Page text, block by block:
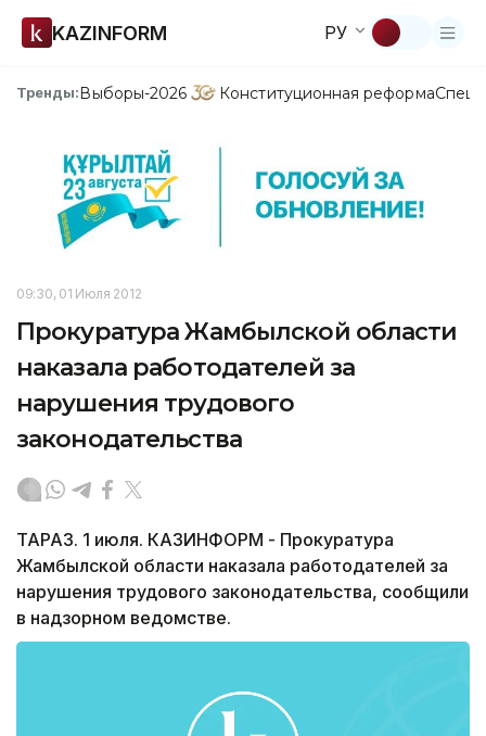
KAZINFORM РУ
Тренды:Выборы-2026 Конституционная реформа
09:30, 01 Июля 2012
Прокуратура Жамбылской области
наказала работодателей за
нарушения трудового
законодательства
ТАРАЗ. 1 июля. КАЗИНФОРМ - Прокуратура
Жамбылской области наказала работодателей за
нарушения трудового законодательства, сообщили
в надзорном ведомстве.